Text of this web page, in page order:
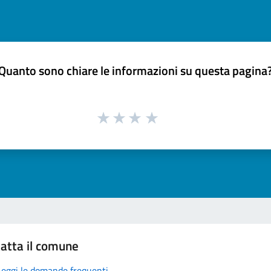
sono chiare le informazioni su questa
il comune